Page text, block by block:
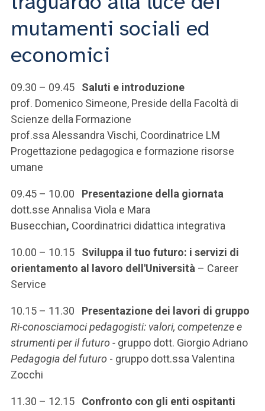
SEI UN DOCENTE O UN MEMBRO DELLO STAFF
ACCEDI A CLOUDMAIL
mutamenti sociali ed
economici
09.30 – 09.45 Saluti e introduzione
prof. Domenico Simeone, Preside della Facoltà di
Scienze della Formazione
prof.ssa Alessandra Vischi, Coordinatrice LM
Progettazione pedagogica e formazione risorse
umane
09.45 – 10.00 Presentazione della giornata
dott.sse Annalisa Viola e Mara
Busecchian, Coordinatrici didattica integrativa
10.00 – 10.15 Sviluppa il tuo futuro: i servizi di
orientamento al lavoro dell'Università – Career
Service
10.15 – 11.30 Presentazione dei lavori di gruppo
Ri-conosciamoci pedagogisti: valori, competenze e
strumenti per il futuro - gruppo dott. Giorgio Adriano
Pedagogia del futuro - gruppo dott.ssa Valentina
Zocchi
11.30 – 12.15 Confronto con gli enti ospitanti